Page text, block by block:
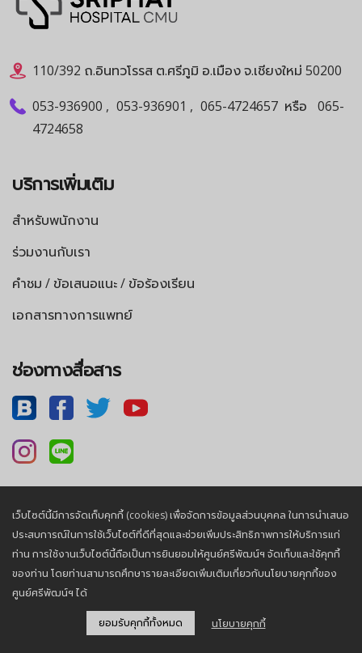
110/392 ถ.อินทวโรรส ต.ศรีภูมิ อ.เมือง จ.เชียงใหม่ 50200
053-936900 , 053-936901 , 065-4724657 หรือ
065-
4724658
บริการเพิ่มเติม
สำหรับพนักงาน
ร่วมงานกับเรา
คำชม / ข้อเสนอแนะ / ข้อร้องเรียน
เอกสารทางการแพทย์
ช่องทางสื่อสาร
นโยบายความเป็นส่วนตัว |นโยบายคุกกี้
© 2026, Sriphat Medical Center. All Rights Reserved.
เว็บไซต์นี้มีการจัดเก็บคุกกี้ (cookies) เพื่อจัดการข้อมูลส่วนบุคคล ในการนำเสนอ
ประสบการณ์ในการใช้เว็บไซต์ที่ดีที่สุดและช่วยเพิ่มประสิทธิภาพการให้บริการแก่
ท่าน การใช้งานเว็บไซต์นี้ถือเป็นการยินยอมให้ศูนย์ศรีพัฒน์ฯ จัดเก็บและใช้คุกกี้
ของท่าน โดยท่านสามารถศึกษารายละเอียดเพิ่มเติมเกี่ยวกับนโยบายคุกกี้ของ
ศูนย์ศรีพัฒน์ฯ ได้
ยอมรับคุกกี้ทั้งหมด นโยบายคุกกี้